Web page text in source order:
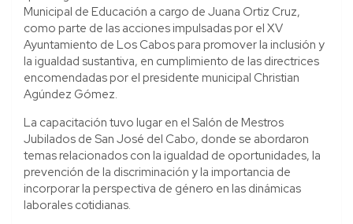
Municipal de Educación a cargo de Juana Ortiz Cruz,
como parte de las acciones impulsadas por el XV
Ayuntamiento de Los Cabos para promover la inclusión y
la igualdad sustantiva, en cumplimiento de las directrices
encomendadas por el presidente municipal Christian
Agúndez Gómez.
La capacitación tuvo lugar en el Salón de Mestros
Jubilados de San José del Cabo, donde se abordaron
temas relacionados con la igualdad de oportunidades, la
prevención de la discriminación y la importancia de
incorporar la perspectiva de género en las dinámicas
laborales cotidianas.